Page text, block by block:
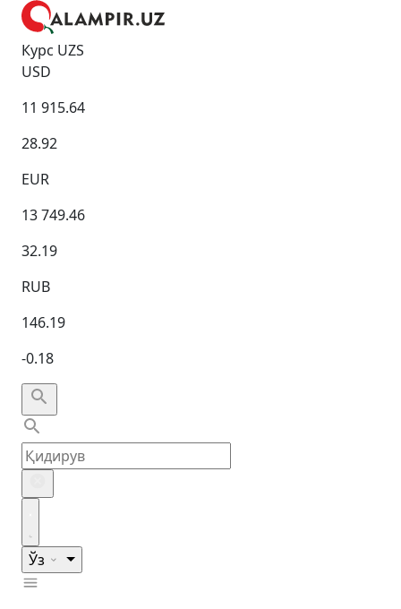
Курс UZS
USD
11 915.64
28.92
EUR
13 749.46
32.19
RUB
146.19
-0.18
Ўз